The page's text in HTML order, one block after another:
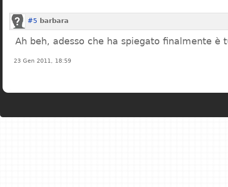
#5 barbara
Ah beh, adesso che ha spiegato finalmente è
23 Gen 2011, 18:59